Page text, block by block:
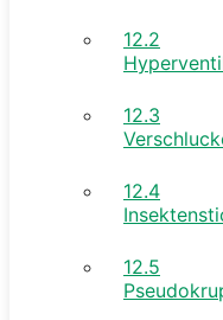
12.2
12.3
12.4
12.5